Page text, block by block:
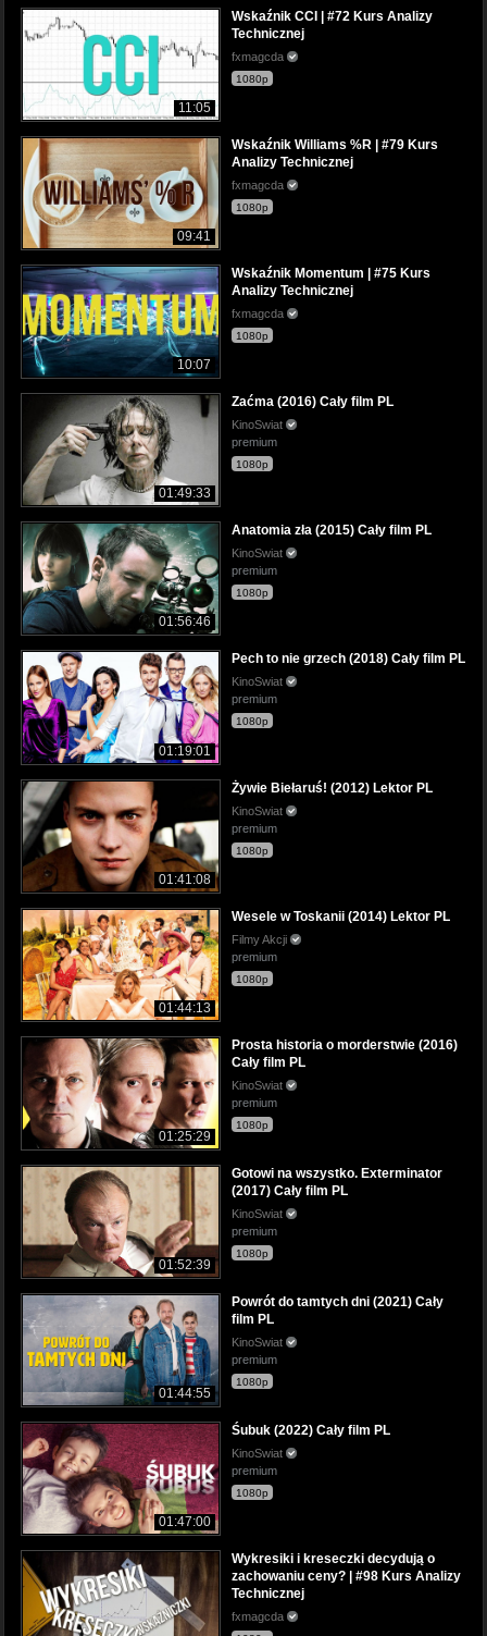
11:05
Wskaźnik CCI | #72 Kurs Analizy
Technicznej
fxmagcda
1080p
09:41
Wskaźnik Williams %R | #79 Kurs
Analizy Technicznej
fxmagcda
1080p
10:07
Wskaźnik Momentum | #75 Kurs
Analizy Technicznej
fxmagcda
1080p
01:49:33
Zaćma (2016) Cały film PL
KinoSwiat
premium
1080p
01:56:46
Anatomia zła (2015) Cały film PL
KinoSwiat
premium
1080p
01:19:01
Pech to nie grzech (2018) Cały film PL
KinoSwiat
premium
1080p
01:41:08
Żywie Biełaruś! (2012) Lektor PL
KinoSwiat
premium
1080p
01:44:13
Wesele w Toskanii (2014) Lektor PL
Filmy Akcji
premium
1080p
01:25:29
Prosta historia o morderstwie (2016)
Cały film PL
KinoSwiat
premium
1080p
01:52:39
Gotowi na wszystko. Exterminator
(2017) Cały film PL
KinoSwiat
premium
1080p
01:44:55
Powrót do tamtych dni (2021) Cały
film PL
KinoSwiat
premium
1080p
01:47:00
Śubuk (2022) Cały film PL
KinoSwiat
premium
1080p
Wykresiki i kreseczki decydują o
zachowaniu ceny? | #98 Kurs Analizy
Technicznej
fxmagcda